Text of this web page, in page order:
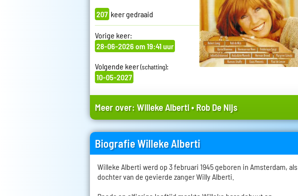
207 keer gedraaid
Vorige keer:
28-06-2026 om 19:41 uur
Volgende keer(schatting):
10-05-2027
Meer over:Willeke Alberti•Rob De Nijs
Biografie Willeke Alberti
Willeke Alberti werd op 3 februari 1945 geboren in Amsterdam, als
dochter van de gevierde zanger Willy Alberti.